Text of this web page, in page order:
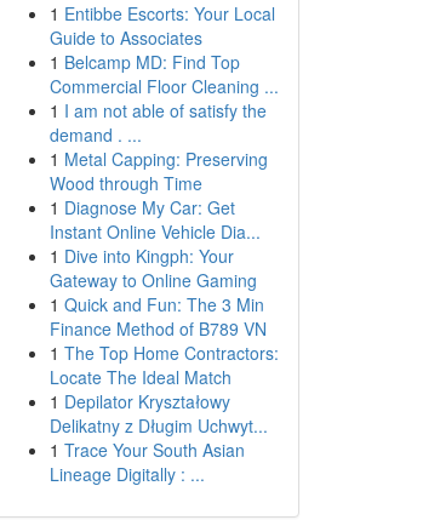
1 Entibbe Escorts: Your Local
Guide to Associates
1 Belcamp MD: Find Top
Commercial Floor Cleaning ...
1 I am not able of satisfy the
demand . ...
1 Metal Capping: Preserving
Wood through Time
1 Diagnose My Car: Get
Instant Online Vehicle Dia...
1 Dive into Kingph: Your
Gateway to Online Gaming
1 Quick and Fun: The 3 Min
Finance Method of B789 VN
1 The Top Home Contractors:
Locate The Ideal Match
1 Depilator Kryształowy
Delikatny z Długim Uchwyt...
1 Trace Your South Asian
Lineage Digitally : ...